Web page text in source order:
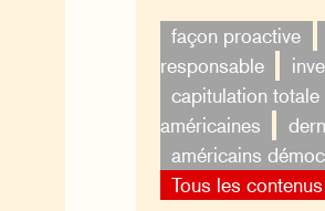
façon proactive
responsable
capitulation totale
américaines
américains
Tous les